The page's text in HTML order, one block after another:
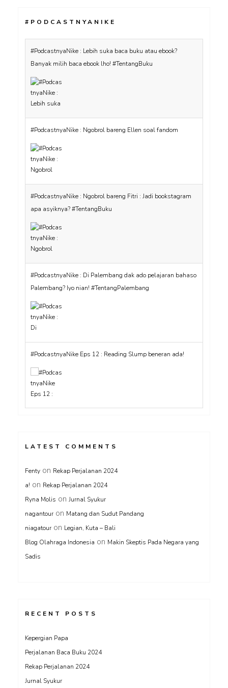
#PODCASTNYANIKE
#PodcastnyaNike : Lebih suka baca buku atau ebook?
Banyak milih baca ebook lho! #TentangBuku
#PodcastnyaNike : Ngobrol bareng Ellen soal fandom
#PodcastnyaNike : Ngobrol bareng Fitri : Jadi bookstagram
apa asyiknya? #TentangBuku
#PodcastnyaNike : Di Palembang dak ado pelajaran bahaso
Palembang? Iyo nian! #TentangPalembang
#PodcastnyaNike Eps 12 : Reading Slump beneran ada!
LATEST COMMENTS
Fenty on Rekap Perjalanan 2024
a! on Rekap Perjalanan 2024
Ryna Molis on Jurnal Syukur
nagantour on Matang dan Sudut Pandang
niagatour on Legian, Kuta – Bali
Blog Olahraga Indonesia on Makin Skeptis Pada Negara yang
Sadis
RECENT POSTS
Kepergian Papa
Perjalanan Baca Buku 2024
Rekap Perjalanan 2024
Jurnal Syukur